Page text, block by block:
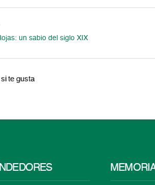
un sabio del siglo XIX
te gusta